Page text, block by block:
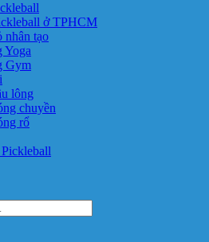
ở TPHCM
nhân tạo
Yoga
Gym
lông
chuyền
rổ